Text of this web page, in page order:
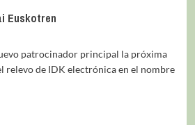
Euskotren
patrocinador principal la próxima
relevo de IDK electrónica en el nombre